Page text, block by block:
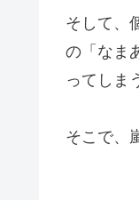
そして、
の「なま
ってしま
そこで、